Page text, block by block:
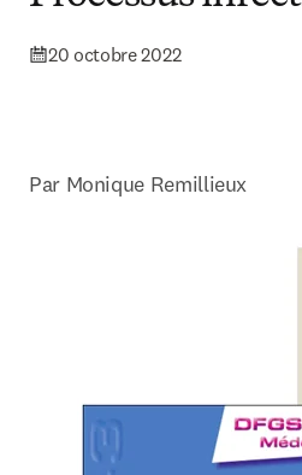
20 octobre 2022
Par Monique Remillieux